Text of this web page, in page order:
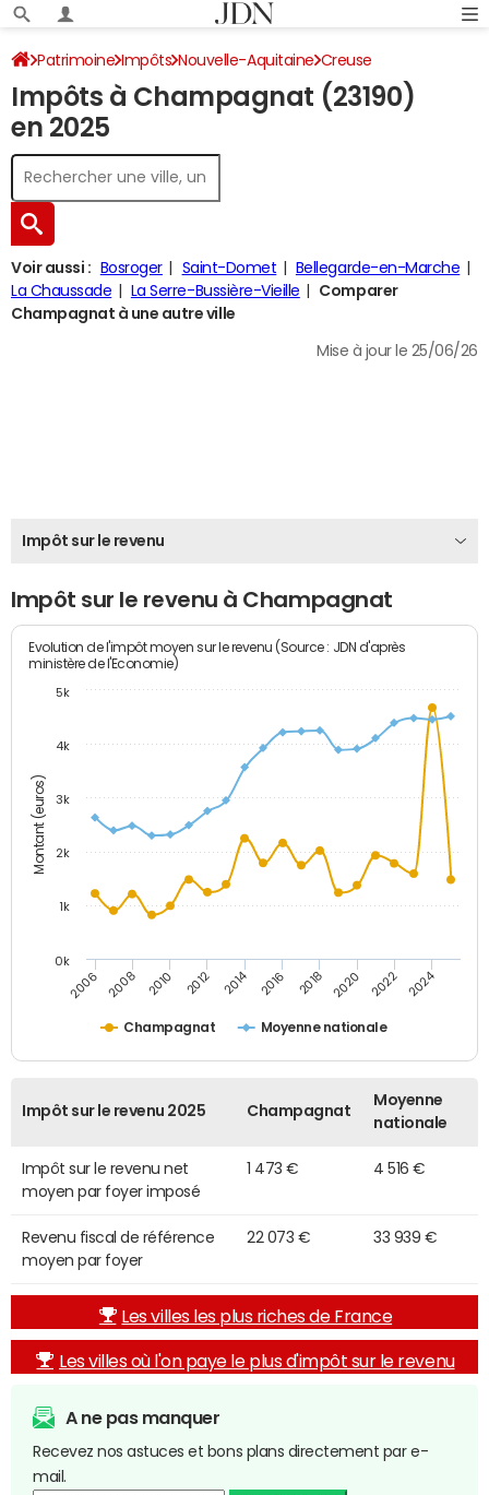
Patrimoine Impôts Nouvelle-Aquitaine Creuse
Champagnat Impôt sur le revenu
Impôts à Champagnat (23190)
en 2025
Voir aussi : Bosroger Saint-Domet
Bellegarde-en-Marche
La Chaussade
La Serre-Bussière-Vieille
Comparer
Champagnat à une autre ville
Mise à jour le 25/06/26
Impôt sur le revenu
Impôt sur le revenu à Champagnat
Montant (euros)
Evolution de l'impôt moyen sur le revenu (Source : JDN d'après
ministère de l'Economie)
Champagnat Moyenne nationale
2006 2008 2010 2012 2014 2016 2018 2020 2022 2024
0k
1k
2k
3k
4k
5k
Impôt sur le revenu 2025 Champagnat
Moyenne
nationale
Impôt sur le revenu net
moyen par foyer imposé
1 473 € 4 516 €
Revenu fiscal de référence
moyen par foyer
22 073 € 33 939 €
Les villes les plus riches de France
Les villes où l'on paye le plus d'impôt sur le revenu
A ne pas manquer
Recevez nos astuces et bons plans directement par e-
mail.